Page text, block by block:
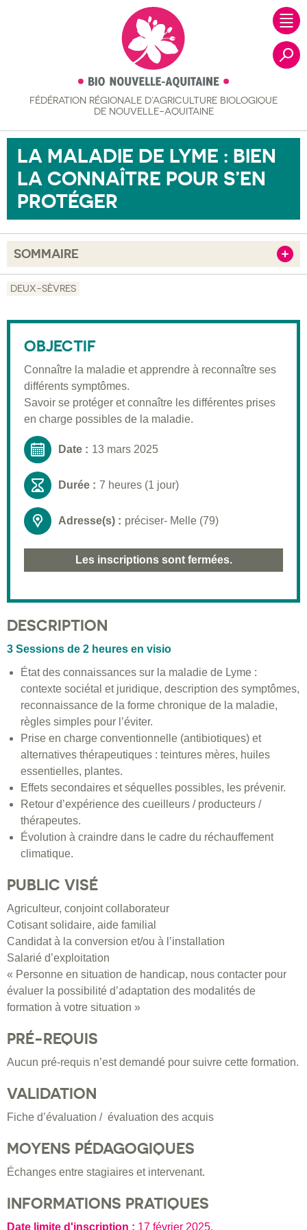
FÉDÉRATION RÉGIONALE D’AGRICULTURE BIOLOGIQUE
DE NOUVELLE-AQUITAINE
LA MALADIE DE LYME : BIEN
LA CONNAÎTRE POUR S’EN
PROTÉGER
SOMMAIRE
Objectif
Pré-requis
Validation
Moyens pédagogiques
Informations pratiques
DEUX-SÈVRES
OBJECTIF
Connaître la maladie et apprendre à reconnaître ses
différents symptômes.
Savoir se protéger et connaître les différentes prises
en charge possibles de la maladie.
Date : 13 mars 2025
Durée : 7 heures (1 jour)
Adresse(s) : préciser- Melle (79)
Les inscriptions sont fermées.
DESCRIPTION
3 Sessions de 2 heures en visio
État des connaissances sur la maladie de Lyme :
contexte sociétal et juridique, description des symptômes,
reconnaissance de la forme chronique de la maladie,
règles simples pour l’éviter.
Prise en charge conventionnelle (antibiotiques) et
alternatives thérapeutiques : teintures mères, huiles
essentielles, plantes.
Effets secondaires et séquelles possibles, les prévenir.
Retour d’expérience des cueilleurs / producteurs /
thérapeutes.
Évolution à craindre dans le cadre du réchauffement
climatique.
PUBLIC VISÉ
Agriculteur, conjoint collaborateur
Cotisant solidaire, aide familial
Candidat à la conversion et/ou à l’installation
Salarié d’exploitation
« Personne en situation de handicap, nous contacter pour
évaluer la possibilité d’adaptation des modalités de
formation à votre situation »
PRÉ-REQUIS
Aucun pré-requis n’est demandé pour suivre cette formation.
VALIDATION
Fiche d’évaluation / évaluation des acquis
MOYENS PÉDAGOGIQUES
Échanges entre stagiaires et intervenant.
INFORMATIONS PRATIQUES
Date limite d'inscription : 17 février 2025.